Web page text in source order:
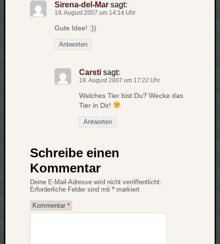
Sirena-del-Mar sagt:
19. August 2007 um 14:14 Uhr
Gute Idee! :))
Antworten
Carsti sagt:
19. August 2007 um 17:22 Uhr
Welches Tier bist Du? Wecke das
Tier in Dir!
Antworten
Schreibe einen
Kommentar
Deine E-Mail-Adresse wird nicht veröffentlicht.
Erforderliche Felder sind mit * markiert
Kommentar *